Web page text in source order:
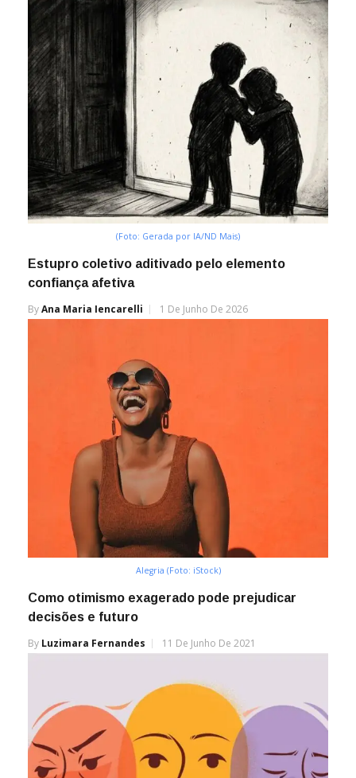
(Foto: Gerada por IA/ND Mais)
Estupro coletivo aditivado pelo elemento
confiança afetiva
ByAna Maria Iencarelli 1 De Junho De 2026
Alegria (Foto: iStock)
Como otimismo exagerado pode prejudicar
decisões e futuro
By Luzimara Fernandes 11 De Junho De 2021